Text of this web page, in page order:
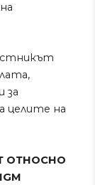
за
целите на
ОТНОСНО